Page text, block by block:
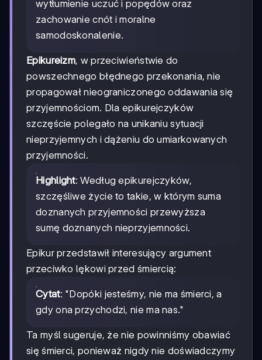
wytłumienie uczuć i popędów oraz
zachowanie cnót i moralne
samodoskonalenie.
Epikureizm, w przeciwieństwie do
powszechnego błędnego przekonania, nie
propagował nieograniczonego oddawania się
przyjemnościom. Dla epikurejczyków
szczęście polegało na unikaniu sytuacji
nieprzyjemnych i dążeniu do umiarkowanych
przyjemności.
Highlight: Według epikurejczyków,
szczęśliwe życie to takie, w którym suma
doznanych przyjemności przewyższa
sumę doznanych nieprzyjemności.
Epikur przedstawił interesujący argument
przeciwko lękowi przed śmiercią:
Cytat: "Dopóki jesteśmy, nie ma śmierci, a
gdy ona przychodzi, nie ma nas."
Ta myśl sugeruje, że nie powinniśmy obawiać
się śmierci, ponieważ nigdy nie doświadczymy